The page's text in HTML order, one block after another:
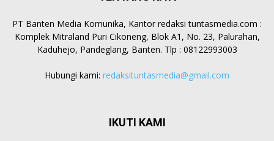
PT Banten Media Komunika, Kantor redaksi tuntasmedia.com :
Komplek Mitraland Puri Cikoneng, Blok A1, No. 23, Palurahan,
Kaduhejo, Pandeglang, Banten. Tlp : 08122993003
Hubungi kami: redaksituntasmedia@gmail.com
IKUTI KAMI